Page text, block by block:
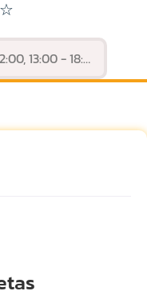
☆
13:00 - 18:00